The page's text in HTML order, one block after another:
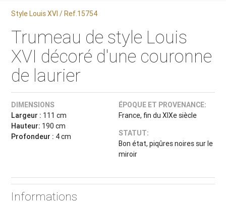
Style Louis XVI / Ref.15754
Trumeau de style Louis
XVI décoré d'une couronne
de laurier
DIMENSIONS
Largeur : 111 cm
Hauteur: 190 cm
Profondeur : 4 cm
ÉPOQUE ET PROVENANCE:
France, fin du XIXe siècle
STATUT:
Bon état, piqûres noires sur le
miroir
Informations